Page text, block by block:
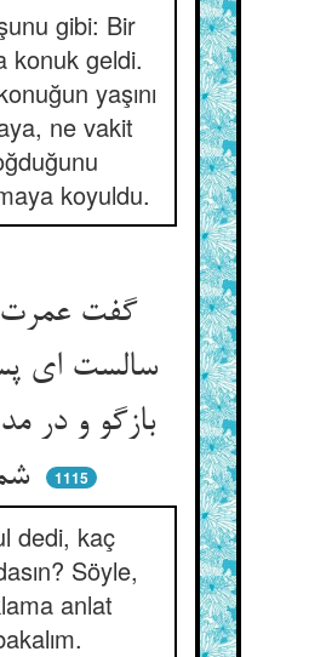
gibi: Bir
konuk geldi.
yaşını
ne vakit
koyuldu.
گفت
سالست ای
بازگو و در
شمر
1115
dedi, kaç
Söyle,
anlat